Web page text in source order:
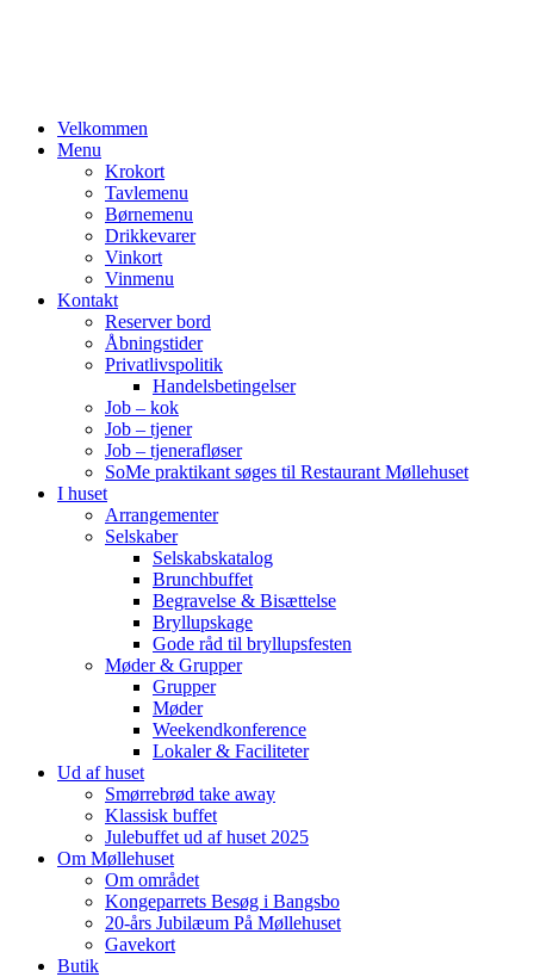
Primary
Menu
Velkommen
Menu
Krokort
Tavlemenu
Børnemenu
Drikkevarer
Vinkort
Vinmenu
Kontakt
Reserver bord
Åbningstider
Privatlivspolitik
Handelsbetingelser
Job – kok
Job – tjener
Job – tjenerafløser
SoMe praktikant søges til Restaurant Møllehuset
I huset
Arrangementer
Selskaber
Selskabskatalog
Brunchbuffet
Begravelse & Bisættelse
Bryllupskage
Gode råd til bryllupsfesten
Møder & Grupper
Grupper
Møder
Weekendkonference
Lokaler & Faciliteter
Ud af huset
Smørrebrød take away
Klassisk buffet
Julebuffet ud af huset 2025
Om Møllehuset
Om området
Kongeparrets Besøg i Bangsbo
20-års Jubilæum På Møllehuset
Gavekort
Butik